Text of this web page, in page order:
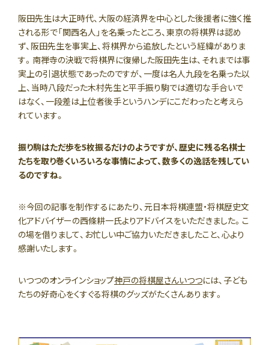
阪田先生は大正時代、大阪の経済界を中心とした後援者に強く推
される形で「関西名人」を名乗ったところ、東京の将棋界は認め
ず、阪田先生を事実上、将棋界から追放したという経緯がありま
す。南禅寺の決戦で将棋界に復帰した阪田先生は、それまでは事
実上の引退状態であったのですが、一度は名人九段を名乗った以
上、当時八段だった木村先生と平手振り駒では適切な手合いで
はなく、一段差は上位者後手というハンデにこだわったと考えら
れています。
振り駒はただ歩を5枚振るだけのようですが、歴史に残る名棋士
たちを取り巻くいろいろな事情によって、数多くの逸話を残してい
るのですね。
※今回の記事を制作するにあたり、元日本将棋連盟・将棋歴史文
化アドバイザーの西條耕一氏よりアドバイスをいただきました。こ
の場を借りまして、お忙しい中ご協力いただきましたこと、心より
感謝いたします。
いつつのオンラインショップ神戸の将棋屋さんいつつには、子ども
たちの好奇心をくすぐる将棋のグッズがたくさんあります。